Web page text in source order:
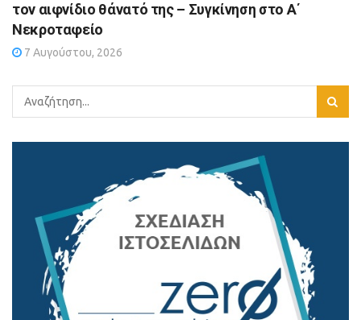
τον αιφνίδιο θάνατό της – Συγκίνηση στο Α΄
Νεκροταφείο
7 Αυγούστου, 2026